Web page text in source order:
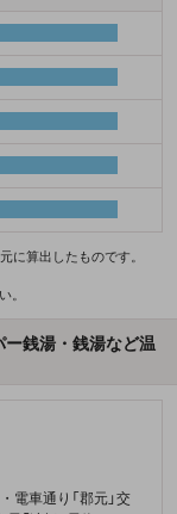
に算出したものです。
。
銭湯・銭湯など温
電車通り「郡元」交